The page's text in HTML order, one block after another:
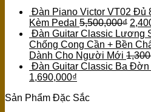
Đàn Piano Victor VT02 Đủ
Kèm Pedal 5,500,000₫
Đàn Guitar Classic Lương
Chống Cong Cần + Bền
Dành Cho Người Mới
Đàn Guitar Classic Ba Đờn
1,690,000₫
Sản Phẩm Đặc Sắc